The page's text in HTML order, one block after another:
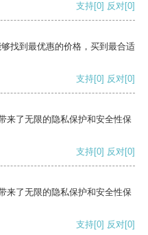
支持[0] 反对[0]
找到最优惠的价格，买到最合适
支持[0] 反对[0]
来了无限的隐私保护和安全性保
支持[0] 反对[0]
来了无限的隐私保护和安全性保
支持[0] 反对[0]